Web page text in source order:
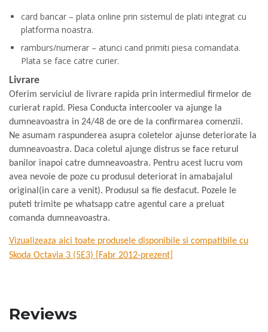
card bancar – plata online prin sistemul de plati integrat cu
platforma noastra.
ramburs/numerar – atunci cand primiti piesa comandata.
Plata se face catre curier.
Livrare
Oferim serviciul de livrare rapida prin intermediul firmelor de
curierat rapid. Piesa Conducta intercooler va ajunge la
dumneavoastra in 24/48 de ore de la confirmarea comenzii.
Ne asumam raspunderea asupra coletelor ajunse deteriorate la
dumneavoastra. Daca coletul ajunge distrus se face returul
banilor inapoi catre dumneavoastra. Pentru acest lucru vom
avea nevoie de poze cu produsul deteriorat in amabajalul
original(in care a venit). Produsul sa fie desfacut. Pozele le
puteti trimite pe whatsapp catre agentul care a preluat
comanda dumneavoastra.
Vizualizeaza aici toate produsele disponibile si compatibile cu
Skoda Octavia 3 (5E3) [Fabr 2012-prezent]
Reviews